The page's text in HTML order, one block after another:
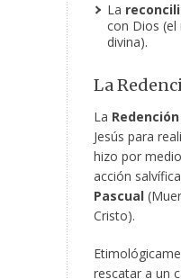
La
con Dios
divina).
La
La Redención
Jesús para
hizo por
acción
Pascual
Cristo).
rescatar a un